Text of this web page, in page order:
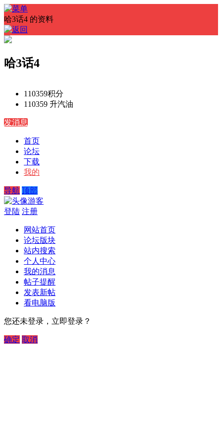
哈3话4 的资料
哈3话4
110359积分
110359 升汽油
发消息
首页
论坛
下载
我的
导航 顶部
游客
登陆 注册
网站首页
论坛版块
站内搜索
个人中心
我的消息
帖子提醒
发表新帖
看电脑版
您还未登录，立即登录？
确定 取消